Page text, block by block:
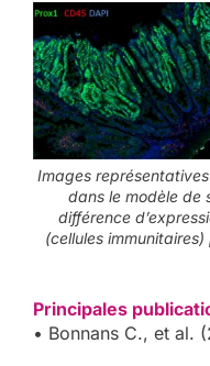
Images
dans le modèle de
différence
(cellules
Principales
• Bonnans C., et al.